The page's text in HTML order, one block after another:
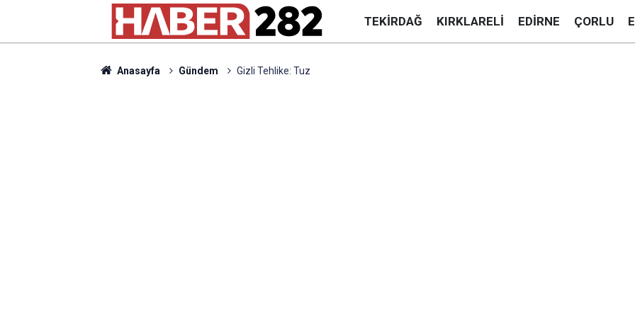
TEKIRDAĞ KIRKLARELI EDIRNE ÇORLU
Anasayfa Gündem Gizli Tehlike: Tuz